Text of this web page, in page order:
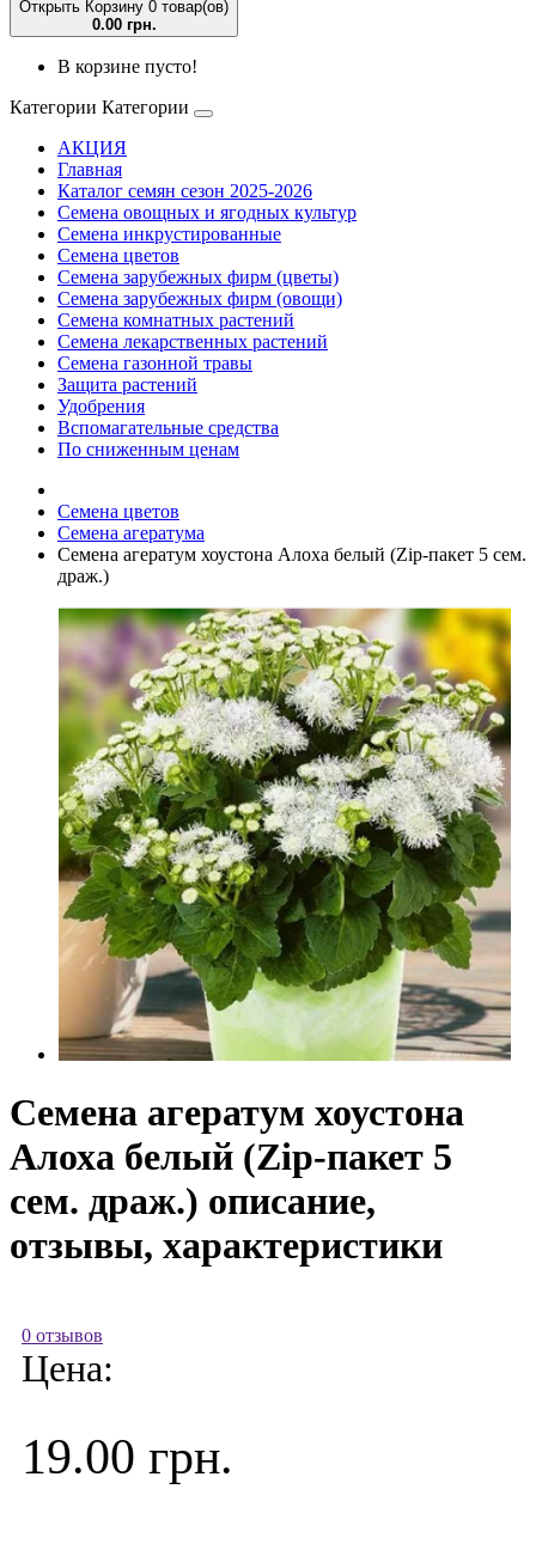
Открыть Корзину 0 товар(ов)
0.00 грн.
В корзине пусто!
Категории Категории
АКЦИЯ
Главная
Каталог семян сезон 2025-2026
Семена овощных и ягодных культур
Семена инкрустированные
Семена цветов
Семена зарубежных фирм (цветы)
Семена зарубежных фирм (овощи)
Семена комнатных растений
Семена лекарственных растений
Семена газонной травы
Защита растений
Удобрения
Вспомагательные средства
По сниженным ценам
Семена цветов
Семена агератума
Семена агератум хоустона Алоха белый (Zip-пакет 5 сем.
драж.)
Семена агератум хоустона
Алоха белый (Zip-пакет 5
сем. драж.) описание,
отзывы, характеристики
0 отзывов
Цена:
19.00 грн.